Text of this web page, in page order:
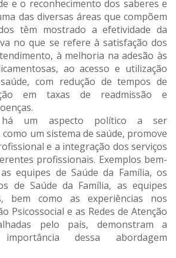
e o reconhecimento dos saberes e
das diversas áreas que compõem
têm mostrado a efetividade da
no que se refere à satisfação dos
à melhoria na adesão às
ao acesso e utilização
com redução de tempos de
em taxas de readmissão e
há um aspecto político a ser
como um sistema de saúde, promove
e a integração dos serviços
profissionais. Exemplos bem-
equipes de Saúde da Família, os
de Saúde da Família, as equipes
bem como as experiências nos
Psicossocial e as Redes de Atenção
pelo país, demonstram a
dessa abordagem